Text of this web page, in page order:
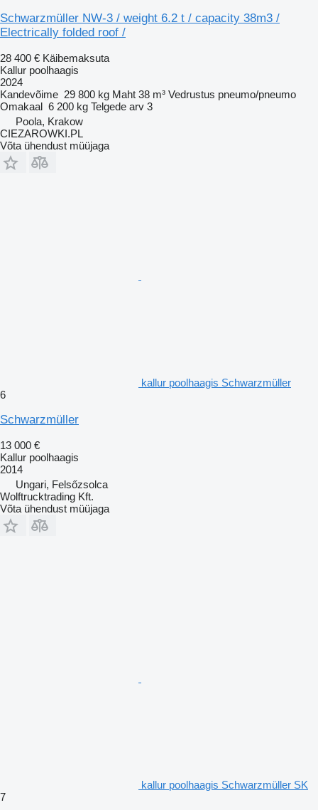
Schwarzmüller NW-3 / weight 6.2 t / capacity 38m3 /
Electrically folded roof /
28 400 € Käibemaksuta
Kallur poolhaagis
2024
Kandevõime 29 800 kg Maht 38 m³ Vedrustus pneumo/pneumo
Omakaal 6 200 kg Telgede arv 3
Poola, Krakow
CIEZAROWKI.PL
Võta ühendust müüjaga
kallur poolhaagis Schwarzmüller
6
Schwarzmüller
13 000 €
Kallur poolhaagis
2014
Ungari, Felsőzsolca
Wolftrucktrading Kft.
Võta ühendust müüjaga
kallur poolhaagis Schwarzmüller SK
7